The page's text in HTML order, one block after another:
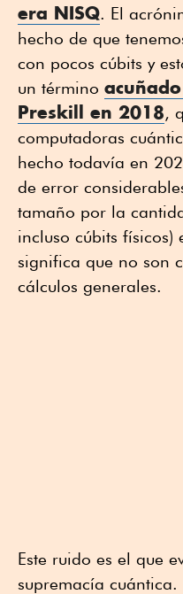
era NISQ. El
hecho de que
con pocos cúbits y
un término
Preskill en 2018,
computadoras
hecho todavía en
de error
tamaño por la
incluso cúbits físicos)
significa que no son
cálculos generales.
Este ruido es el que
supremacía